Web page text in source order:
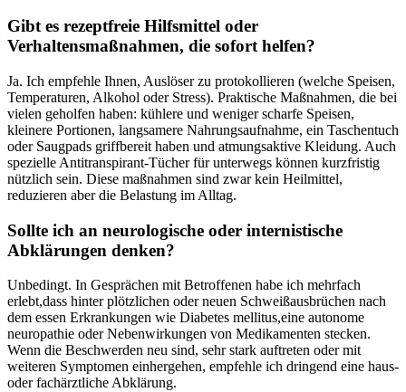
Gibt ‌es rezeptfreie Hilfsmittel oder
Verhaltensmaßnahmen,⁤ die sofort helfen?
Ja. Ich⁤ empfehle Ihnen, Auslöser zu ‌protokollieren (welche Speisen,
Temperaturen, Alkohol oder Stress). Praktische​ Maßnahmen, die bei‍
vielen geholfen haben:‍ kühlere‍ und weniger scharfe‌ Speisen,
kleinere Portionen, langsamere ⁤Nahrungsaufnahme, ein Taschentuch
oder Saugpads ⁢griffbereit haben und atmungsaktive Kleidung. Auch
spezielle Antitranspirant-Tücher‌ für⁤ unterwegs‍ können ⁤kurzfristig
nützlich sein. Diese maßnahmen sind⁤ zwar kein ⁢Heilmittel,
reduzieren aber die⁣ Belastung im Alltag.
Sollte ⁢ich an neurologische oder ‌internistische⁣
Abklärungen denken?
Unbedingt.‌ In​ Gesprächen mit Betroffenen habe ich mehrfach
erlebt,dass hinter plötzlichen ‌oder neuen Schweißausbrüchen nach
dem‍ essen‌ Erkrankungen ⁤wie Diabetes mellitus,eine autonome
neuropathie oder Nebenwirkungen⁣ von Medikamenten stecken.
Wenn die⁤ Beschwerden neu sind, sehr stark auftreten ‍oder mit
weiteren Symptomen einhergehen, empfehle ich ‍dringend​ eine haus-
oder fachärztliche Abklärung.